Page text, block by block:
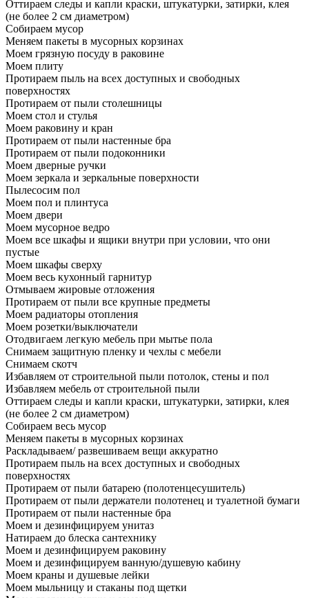
Оттираем следы и капли краски, штукатурки, затирки, клея
(не более 2 см диаметром)
Собираем мусор
Меняем пакеты в мусорных корзинах
Моем грязную посуду в раковине
Моем плиту
Протираем пыль на всех доступных и свободных
поверхностях
Протираем от пыли столешницы
Моем стол и стулья
Моем раковину и кран
Протираем от пыли настенные бра
Протираем от пыли подоконники
Моем дверные ручки
Моем зеркала и зеркальные поверхности
Пылесосим пол
Моем пол и плинтуса
Моем двери
Моем мусорное ведро
Моем все шкафы и ящики внутри при условии, что они
пустые
Моем шкафы сверху
Моем весь кухонный гарнитур
Отмываем жировые отложения
Протираем от пыли все крупные предметы
Моем радиаторы отопления
Моем розетки/выключатели
Отодвигаем легкую мебель при мытье пола
Снимаем защитную пленку и чехлы с мебели
Снимаем скотч
Избавляем от строительной пыли потолок, стены и пол
Избавляем мебель от строительной пыли
Оттираем следы и капли краски, штукатурки, затирки, клея
(не более 2 см диаметром)
Собираем весь мусор
Меняем пакеты в мусорных корзинах
Раскладываем/ развешиваем вещи аккуратно
Протираем пыль на всех доступных и свободных
поверхностях
Протираем от пыли батарею (полотенцесушитель)
Протираем от пыли держатели полотенец и туалетной бумаги
Протираем от пыли настенные бра
Моем и дезинфицируем унитаз
Натираем до блеска сантехнику
Моем и дезинфицируем раковину
Моем и дезинфицируем ванную/душевую кабину
Моем краны и душевые лейки
Моем мыльницу и стаканы под щетки